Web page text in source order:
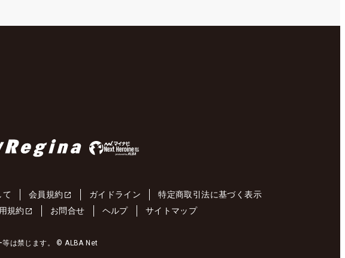
て 会員規約 ガイドライン
特定商取引法に基づく表示
規約 お問合せ ヘルプ サイトマップ
等は禁じます。 © ALBA Net